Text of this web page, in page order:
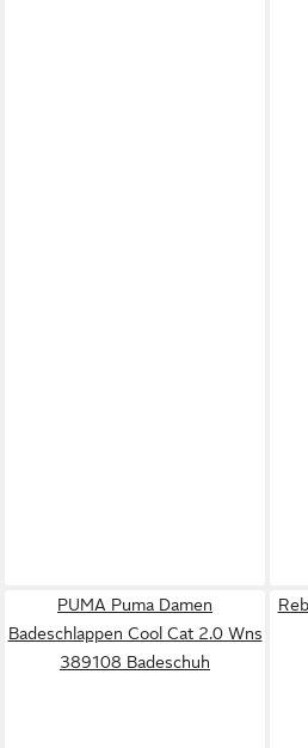
PUMA Puma Damen
Badeschlappen Cool Cat 2.0 Wns
389108 Badeschuh